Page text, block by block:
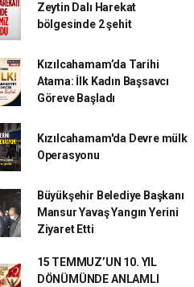
Zeytin Dalı Harekat
bölgesinde 2 şehit
Kızılcahamam’da Tarihi
Atama: İlk Kadın Başsavcı
Göreve Başladı
Kızılcahamam'da Devre mülk
Operasyonu
Büyükşehir Belediye Başkanı
Mansur Yavaş Yangın Yerini
Ziyaret Etti
15 TEMMUZ’UN 10. YIL
DÖNÜMÜNDE ANLAMLI